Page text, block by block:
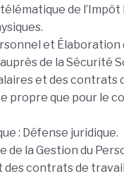
de l’Impôt
et
de la Sécurité
et des contrats
propre que pour le
: Défense juridique.
de la Gestion du
des contrats de